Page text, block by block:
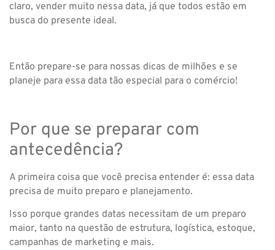
claro, vender muito nessa data, já que todos estão em
busca do presente ideal.
Então prepare-se para nossas dicas de milhões e se
planeje para essa data tão especial para o comércio!
Por que se preparar com
antecedência?
A primeira coisa que você precisa entender é: essa data
precisa de muito preparo e planejamento.
Isso porque grandes datas necessitam de um preparo
maior, tanto na questão de estrutura, logística, estoque,
campanhas de marketing e mais.